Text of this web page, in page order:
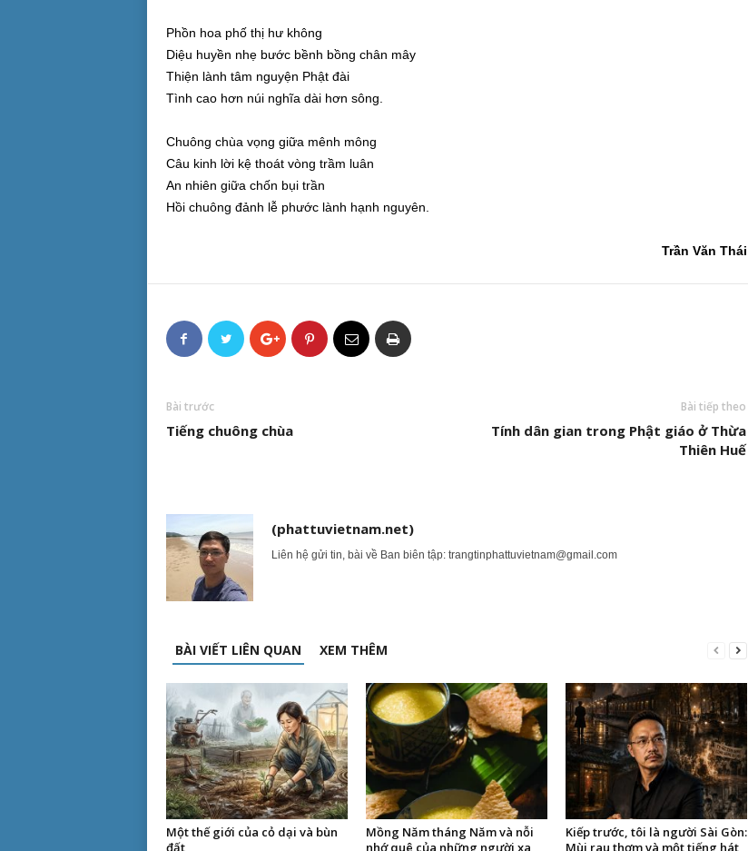
Phồn hoa phố thị hư không
Diệu huyền nhẹ bước bềnh bồng chân mây
Thiện lành tâm nguyện Phật đài
Tình cao hơn núi nghĩa dài hơn sông.
Chuông chùa vọng giữa mênh mông
Câu kinh lời kệ thoát vòng trầm luân
An nhiên giữa chốn bụi trần
Hồi chuông đảnh lễ phước lành hạnh nguyên.
Trần Văn Thái
Bài trước
Tiếng chuông chùa
Bài tiếp theo
Tính dân gian trong Phật giáo ở Thừa
Thiên Huế
(phattuvietnam.net)
Liên hệ gửi tin, bài về Ban biên tập: trangtinphattuvietnam@gmail.com
BÀI VIẾT LIÊN QUAN XEM THÊM
Một thế giới của cỏ dại và bùn
đất
Mồng Năm tháng Năm và nỗi
nhớ quê của những người xa
Kiếp trước, tôi là người Sài Gòn:
Mùi rau thơm và một tiếng hát